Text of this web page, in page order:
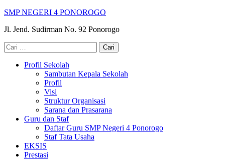
Lompat
konten
Enter)
SMP NEGERI 4 PONOROGO
Jl. Jend. Sudirman No. 92 Ponorogo
Cari
untuk:
Profil Sekolah
Sambutan Kepala Sekolah
Profil
Visi
Struktur Organisasi
Sarana dan Prasarana
Guru dan Staf
Daftar Guru SMP Negeri 4 Ponorogo
Staf Tata Usaha
EKSIS
Prestasi